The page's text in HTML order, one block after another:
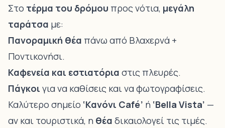
Στο τέρμα του δρόμου προς νότια, μεγάλη
ταράτσα με:
Πανοραμική θέα πάνω από Βλαχερνά +
Ποντικονήσι.
Καφενεία και εστιατόρια στις πλευρές.
Πάγκοι για να καθίσεις και να φωτογραφίσεις.
Καλύτερο σημείο ‘Κανόνι Café’ ή ‘Bella Vista’ —
αν και τουριστικά, η θέα δικαιολογεί τις τιμές.